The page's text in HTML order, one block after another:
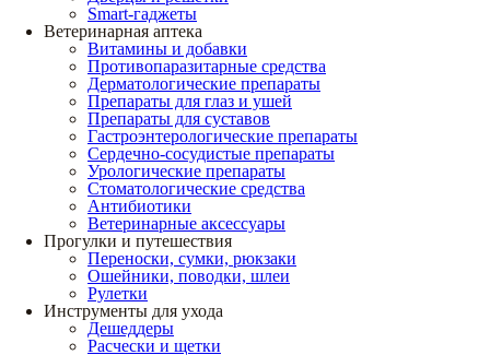
Smart-гаджеты
Ветеринарная аптека
Витамины и добавки
Противопаразитарные средства
Дерматологические препараты
Препараты для глаз и ушей
Препараты для суставов
Гастроэнтерологические препараты
Сердечно-сосудистые препараты
Урологические препараты
Стоматологические средства
Антибиотики
Ветеринарные аксессуары
Прогулки и путешествия
Переноски, сумки, рюкзаки
Ошейники, поводки, шлеи
Рулетки
Инструменты для ухода
Дешеддеры
Расчески и щетки